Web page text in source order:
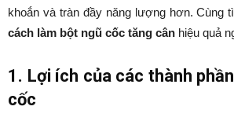
khoắn và tràn đầy năng lượng hơn. Cùng
cách làm bột ngũ cốc tăng cân hiệu quả
1. Lợi ích của các thành
cốc